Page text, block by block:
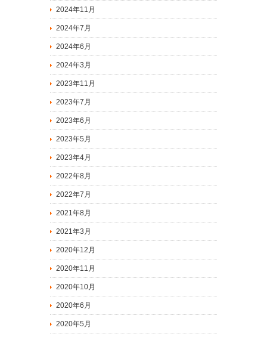
2024年11月
2024年7月
2024年6月
2024年3月
2023年11月
2023年7月
2023年6月
2023年5月
2023年4月
2022年8月
2022年7月
2021年8月
2021年3月
2020年12月
2020年11月
2020年10月
2020年6月
2020年5月